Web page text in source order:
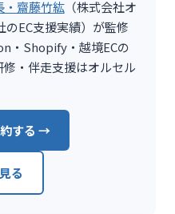
・齋藤竹紘（株式会社オ
のEC支援実績）が監修
・Shopify・越境ECの
・伴走支援はオルセル
する →
る